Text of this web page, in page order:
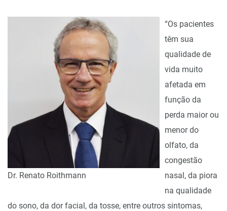
Dr. Renato Roithmann
“Os pacientes
têm sua
qualidade de
vida muito
afetada em
função da
perda maior ou
menor do
olfato, da
congestão
nasal, da piora
na qualidade
do sono, da dor facial, da tosse, entre outros sintomas,